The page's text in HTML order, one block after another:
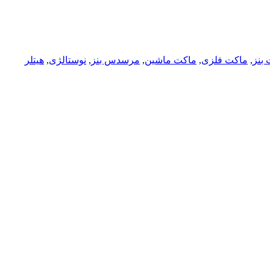
بنز , ماکت فلزی, ماکت ماشین, مرسدس بنز , نوستالژی, هیتلر